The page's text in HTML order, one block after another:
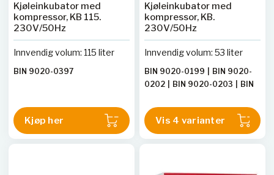
Kjøleinkubator med
kompressor, KB 115.
230V/50Hz
Innvendig volum: 115 liter
BIN 9020-0397
Kjøp her
Kjøleinkubator med
kompressor, KB.
230V/50Hz
Innvendig volum: 53 liter
BIN 9020-0199
BIN 9020-
0202
BIN 9020-0203
BIN
Vis 4 varianter